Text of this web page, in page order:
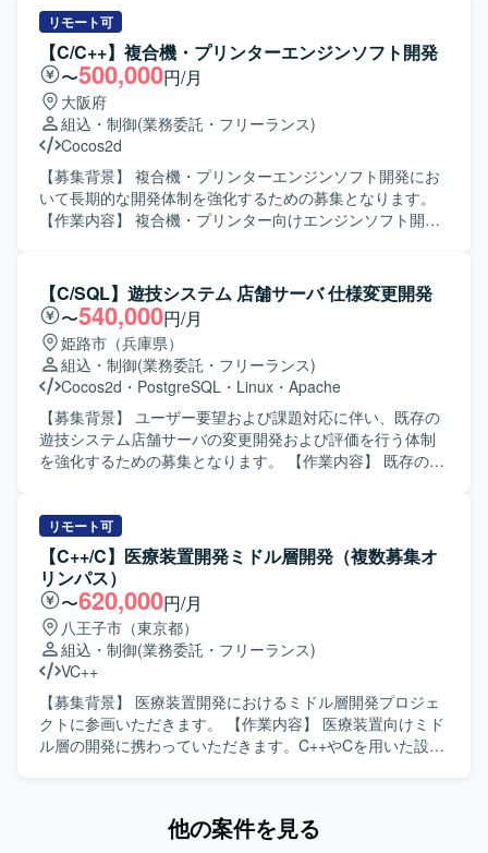
ンズ制御、露出制御、認識など）と密に連携し、1フレーム
の画像データを整えていくための信号整理をマイクロ秒単
位で実施いたします。完全な新規開発ではなく、既存のベ
ースソフトに対して機能追加や修正を行っていただきま
す。基本設計、詳細設計、プログラミング、結合テスト、
総合テストまで一貫してご対応いただきます。 【求める人
物像】 能動的に作業を進めることができ、長期的に継続し
て取り組んでいただける方を求めております。日本語で技
術的なコミュニケーションが円滑に行え、仕様書を正確に
理解できる方を歓迎いたします。 【ポジションの魅力】 カ
携しながら高精度な画像処理制御を経験することができま
す。長期的なプロジェクトの中で、組込C++開発スキルやリ
アルタイム制御に関する知見を深めていただけます。 【開
発環境】 OSはLinux環境となり、組込C++を用いたカメラ
制御ミドルウェアの開発を行います。
リモート可
【C/C++】複合機・プリンターエンジンソフト開発
〜500,000円/月
大阪府
組込・制御(業務委託・フリーランス)
Cocos2d
【募集背景】 複合機・プリンターエンジンソフト開発にお
いて長期的な開発体制を強化するための募集となります。
【作業内容】 複合機・プリンター向けエンジンソフト開発
フトウェア開発を行い、実機を操作しながら動作確認およ
び検証を実施していただきます。 【求める人物像】 一人称
で設計から実装、テストまで対応可能な技術力をお持ちの
方を求めております。協調性があり、関係者と円滑にコミ
ュニケーションを取りながら開発を進めていただける方を
歓迎いたします。 【ポジションの魅力】 複合機およびプリ
ンターといったエンジンソフトの開発に携わることで、下
回りの組込制御技術を深く習得することができます。東芝
製CPUやSTマイクロ製CPUでの開発経験を積むことがで
けエンジンソフトウェア開発環境となります。東芝製CPU
およびSTマイクロ製CPU上での組込開発を実施いたしま
す。
【C/SQL】遊技システム 店舗サーバ 仕様変更開発
〜540,000円/月
姫路市（兵庫県）
組込・制御(業務委託・フリーランス)
Cocos2d ・ PostgreSQL ・ Linux ・ Apache
【募集背景】 ユーザー要望および課題対応に伴い、既存の
遊技システム店舗サーバの変更開発および評価を行う体制
を強化するための募集となります。 【作業内容】 既存の遊
発、テストといった一連の工程に携わっていただきます。
【求める人物像】 既存システムの仕様を理解しながら着実
に開発と評価を進めていただける方を求めています。関連
メンバーとコミュニケーションを取りながら、設計からテ
ストまで責任を持って対応いただける方が望ましいです。
【ポジションの魅力】 店舗サーバを中心とした遊技システ
ムに携わることで、既存システムの改善や機能追加を通じ
てユーザー要望や現場課題の解決に貢献していただけま
す。設計からテストまで幅広い工程を担当することで、上
流設計やリーダー経験のある方はこれまでのスキルを活か
しつつ、さらなる経験を積んでいただけます。 【開発環
リモート可
【C++/C】医療装置開発ミドル層開発（複数募集オ
リンパス）
〜620,000円/月
八王子市（東京都）
組込・制御(業務委託・フリーランス)
VC++
【募集背景】 医療装置開発におけるミドル層開発プロジェ
クトに参画いただきます。 【作業内容】 医療装置向けミド
ル層の開発に携わっていただきます。C++やCを用いた設計
いた設計やドキュメント作成にも取り組んでいただきま
他の案件を見る